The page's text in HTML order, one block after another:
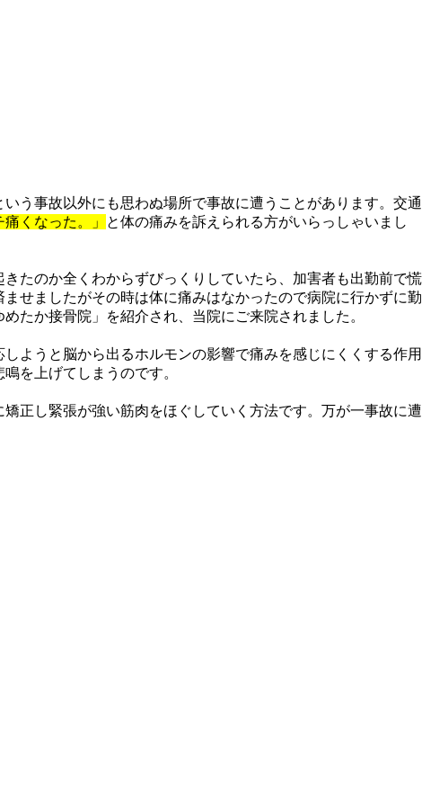
いう事故以外にも思わぬ場所で事故に遭うことがあります。交通
くなった。」
と体の痛みを訴えられる方がいらっしゃいまし
たのか全くわからずびっくりしていたら、加害者も出勤前で慌
せましたがその時は体に痛みはなかったので病院に行かずに勤
たか接骨院」を紹介され、当院にご来院されました。
ようと脳から出るホルモンの影響で痛みを感じにくくする作用
を上げてしまうのです。
正し緊張が強い筋肉をほぐしていく方法です。万が一事故に遭